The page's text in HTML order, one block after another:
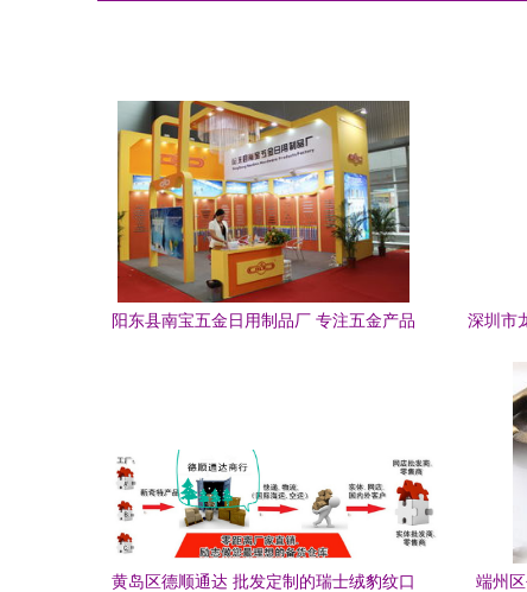
阳东县南宝五金日用制品厂 专注五金产品
深圳市
黄岛区德顺通达 批发定制的瑞士绒豹纹口
端州